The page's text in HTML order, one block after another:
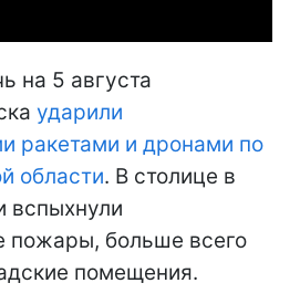
на 5 августа
ударили
ракетами и дронами по
области. В столице в
вспыхнули
пожары, больше всего
помещения.